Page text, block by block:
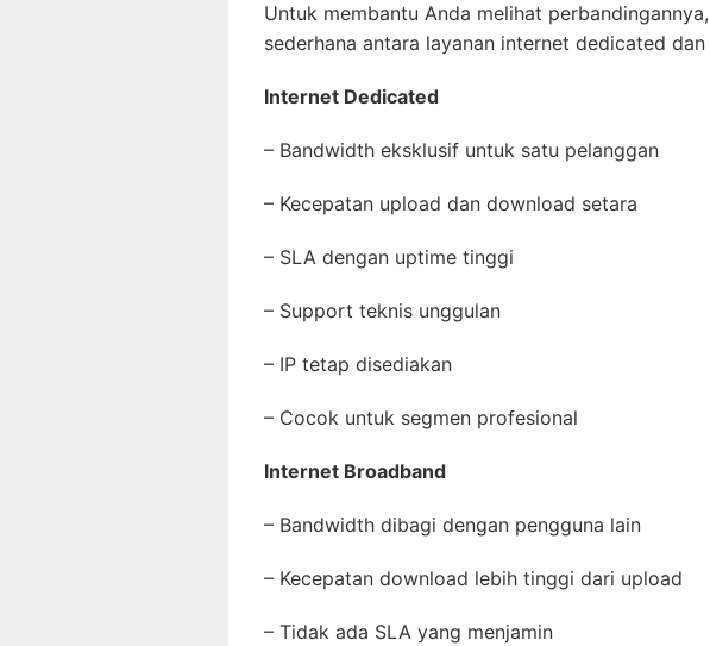
Untuk membantu Anda melihat
sederhana antara layanan internet dedicated
Internet Dedicated
– Bandwidth eksklusif untuk satu pelanggan
– Kecepatan upload dan download setara
– SLA dengan uptime tinggi
– Support teknis unggulan
– IP tetap disediakan
– Cocok untuk segmen profesional
Internet Broadband
– Bandwidth dibagi dengan pengguna lain
– Kecepatan download lebih tinggi dari upload
– Tidak ada SLA yang menjamin